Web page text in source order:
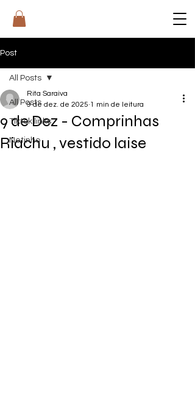
RIT
Post
All Posts
Tiktok links
Netinho
All Posts
9 de Dez - Comprinhas
Riachu , vestido laise
Rita Saraiva
9 de dez. de 2025 1 min de leitura